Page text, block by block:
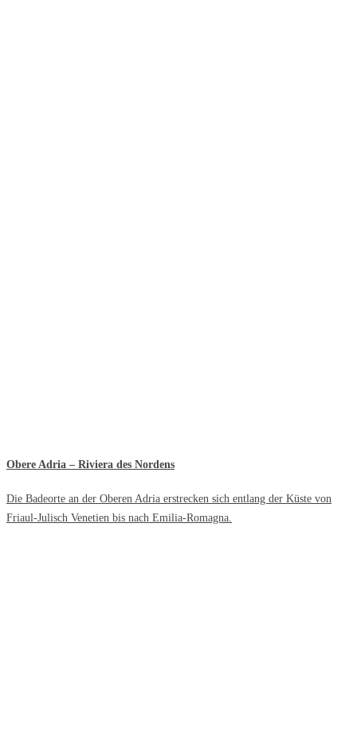
Obere Adria – Riviera des Nordens
Die Badeorte an der Oberen Adria erstrecken sich entlang der Küste von
Friaul-Julisch Venetien bis nach Emilia-Romagna.